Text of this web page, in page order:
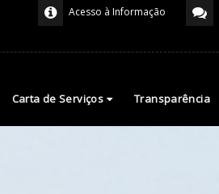
Acesso à Informação
Carta de Serviços Transparência